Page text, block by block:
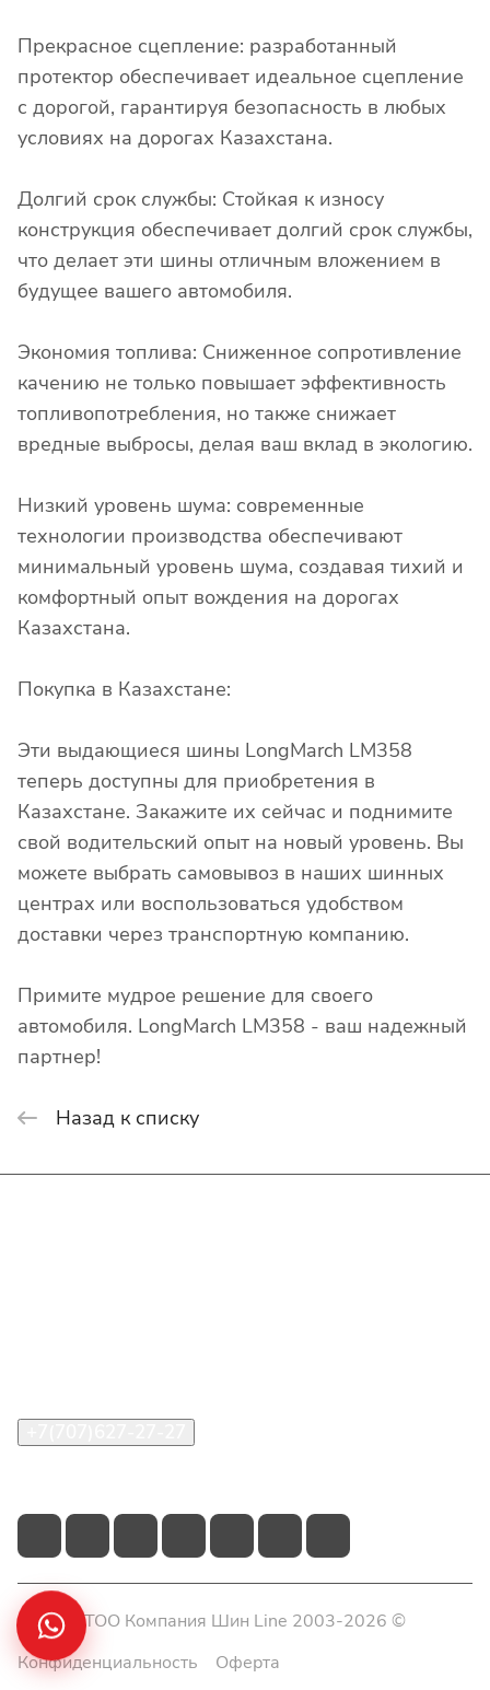
Прекрасное сцепление: разработанный
протектор обеспечивает идеальное сцепление
с дорогой, гарантируя безопасность в любых
условиях на дорогах Казахстана.
Долгий срок службы: Стойкая к износу
конструкция обеспечивает долгий срок службы,
что делает эти шины отличным вложением в
будущее вашего автомобиля.
Экономия топлива: Сниженное сопротивление
качению не только повышает эффективность
топливопотребления, но также снижает
вредные выбросы, делая ваш вклад в экологию.
Низкий уровень шума: современные
технологии производства обеспечивают
минимальный уровень шума, создавая тихий и
комфортный опыт вождения на дорогах
Казахстана.
Покупка в Казахстане:
Эти выдающиеся шины LongMarch LM358
теперь доступны для приобретения в
Казахстане. Закажите их сейчас и поднимите
свой водительский опыт на новый уровень. Вы
можете выбрать самовывоз в наших шинных
центрах или воспользоваться удобством
доставки через транспортную компанию.
Примите мудрое решение для своего
автомобиля. LongMarch LM358 - ваш надежный
партнер!
Назад к списку
© 2026 ТОО Компания Шин Line 2003-2026 ©
Конфиденциальность
Оферта